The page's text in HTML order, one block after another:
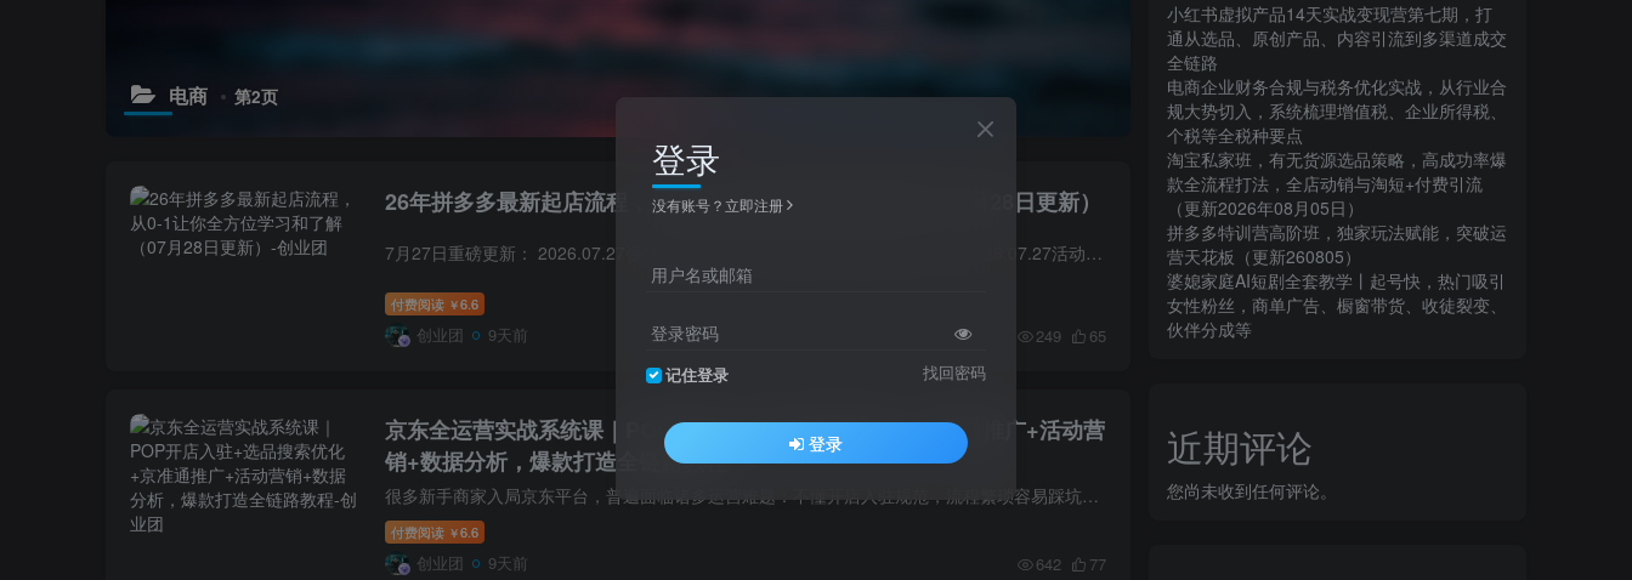
电商 第2页
26年拼多多最新起店流程，从0-1让你全方位学习和了解（07月28日更新）
7月27日重磅更新： 2026.07.27强付费逻辑篇-当下起链接卡点解决方案.mp4 2026.07.27活动玩法篇-新版原价秒杀万人团流程.mp4 6月8日更新：运营篇-预判链接是否盈利布局技巧 (1).mp4 5月26日更新...
付费阅读 ￥6.6
创业团 9天前 249 65
京东全运营实战系统课｜POP开店入驻+选品搜索优化+京准通推广+活动营
销+数据分析，爆款打造全链路教程
很多新手商家入局京东平台，普遍面临诸多运营难题：不懂开店入驻规范，流程繁琐容易踩坑；新店起步无思路，不知道前期基础搭建核心动作；不会精准选品，店铺产品杂乱无流量；搜索排名靠自然随缘...
付费阅读 ￥6.6
创业团 9天前 642 77
小红书虚拟产品14天实战变现营第七期，打
通从选品、原创产品、内容引流到多渠道成交
全链路
电商企业财务合规与税务优化实战，从行业合
规大势切入，系统梳理增值税、企业所得税、
个税等全税种要点
淘宝私家班，有无货源选品策略，高成功率爆
款全流程打法，全店动销与淘短+付费引流
（更新2026年08月05日）
拼多多特训营高阶班，独家玩法赋能，突破运
营天花板（更新260805）
婆媳家庭AI短剧全套教学丨起号快，热门吸引
女性粉丝，商单广告、橱窗带货、收徒裂变、
伙伴分成等
近期评论
您尚未收到任何评论。
登录
没有账号？立即注册
用户名或邮箱
登录密码
记住登录 找回密码
登录